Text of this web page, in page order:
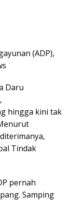
(ADP),
Daru
hingga kini tak
Tindak
pernah
Samping